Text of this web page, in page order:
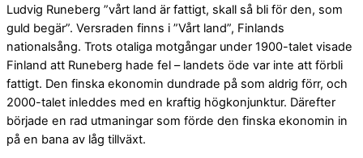
Ludvig Runeberg ”vårt land är fattigt, skall så bli för den, som
guld begär”. Versraden finns i ”Vårt land”, Finlands
nationalsång. Trots otaliga motgångar under 1900-talet visade
Finland att Runeberg hade fel – landets öde var inte att förbli
fattigt. Den finska ekonomin dundrade på som aldrig förr, och
2000-talet inleddes med en kraftig högkonjunktur. Därefter
började en rad utmaningar som förde den finska ekonomin in
på en bana av låg tillväxt.